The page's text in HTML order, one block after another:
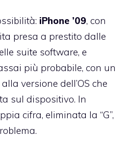
iPhone ’09, con
presa a prestito dalle
suite software, e
più probabile, con un
versione dell’OS che
sul dispositivo. In
cifra, eliminata la “G”,